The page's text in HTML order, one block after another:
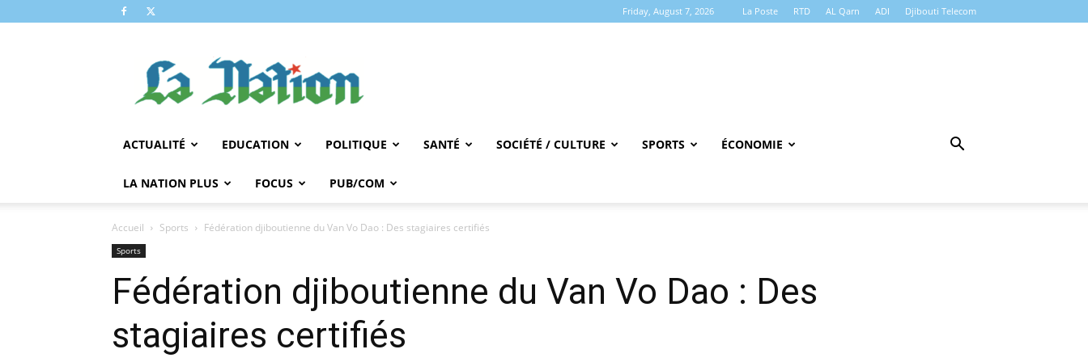
Friday, August 7, 2026 La Poste RTD AL Qarn ADI Djibouti Telecom
NATION
ACTUALITÉ EDUCATION POLITIQUE SANTÉ SOCIÉTÉ / CULTURE SPORTS ÉCONOMIE
LA NATION PLUS FOCUS PUB/COM
Accueil Sports Fédération djiboutienne du Van Vo Dao : Des stagiaires certifiés
Sports
Fédération djiboutienne du Van Vo Dao : Des
stagiaires certifiés